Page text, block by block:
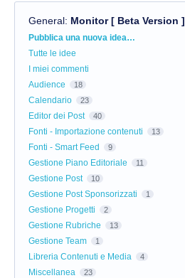
General: Monitor [ Beta Version ]
Categorie
Pubblica una nuova idea…
Tutte le idee
I miei commenti
Audience
18
Calendario 23
Editor dei Post 40
Fonti - Importazione contenuti 13
Fonti - Smart Feed 9
Gestione Piano Editoriale 11
Gestione Post 10
Gestione Post Sponsorizzati 1
Gestione Progetti 2
Gestione Rubriche 13
Gestione Team 1
Libreria Contenuti e Media 4
Miscellanea 23